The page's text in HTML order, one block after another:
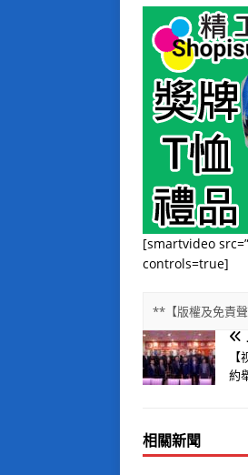
[smartvideo
controls=true]
**【版權及免責
約
相關新聞